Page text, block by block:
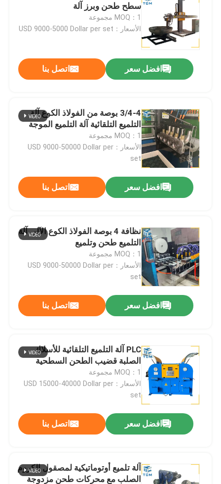
المنزل
المنتجات
حولنا
اتصل بنا
أخبار
القضايا
آلة تلميع الخزان
سطح طحن وبرز آلة
MOQ：1 مجموعة
الأسعار：USD 9000-5000 Dollar per set
افضل سعر اتصل بنا
3/4-4 بوصة من الفولاذ الكوع آلة
التلميع التلقائية آلة التلميع الموجة
MOQ：1 مجموعة
الأسعار：USD 9000-50000 Dollar per
set
افضل سعر اتصل بنا
نظافة 4 بوصة الفولاذ الكوع الآلي آلة
التلميع طحن وتلميع
MOQ：1 مجموعة
الأسعار：USD 9000-50000 Dollar per
set
افضل سعر اتصل بنا
PLC آلة التلميع التلقائية للأسلاك
الصلبة قضيب الطحن السطحية
MOQ：1 مجموعة
الأسعار：USD 15000-40000 Dollar per
set
افضل سعر اتصل بنا
آلة تلميع أوتوماتيكية لمصقول الكروم
الصلب مع محركات طحن مزدوجة